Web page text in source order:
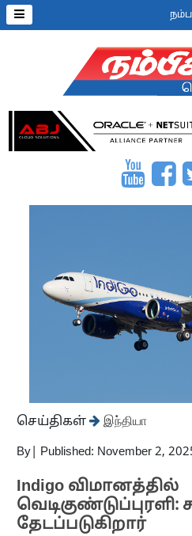
செய்திகள் இந்தியா
By Published: November 2,
Indigo விமானத்தில்
வெடிகுண்டுப்புரளி:
தேடப்படுகிறார்